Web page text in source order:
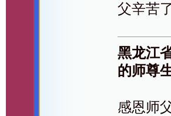
父辛苦
黑龙江
的师尊
感恩师